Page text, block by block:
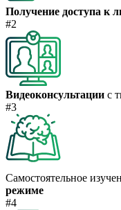
Получение доступа к
#2
Видеоконсультации с
#3
Самостоятельное
режиме
#4